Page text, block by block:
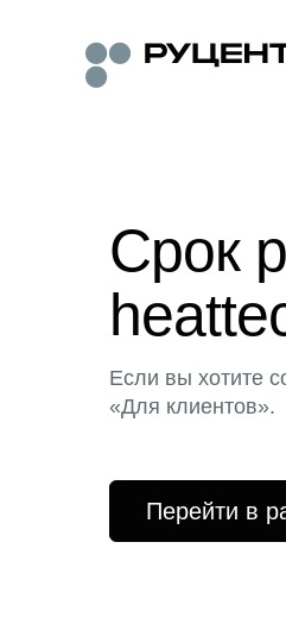
Срок
Если вы хотите
«Для клиентов».
Перейти в